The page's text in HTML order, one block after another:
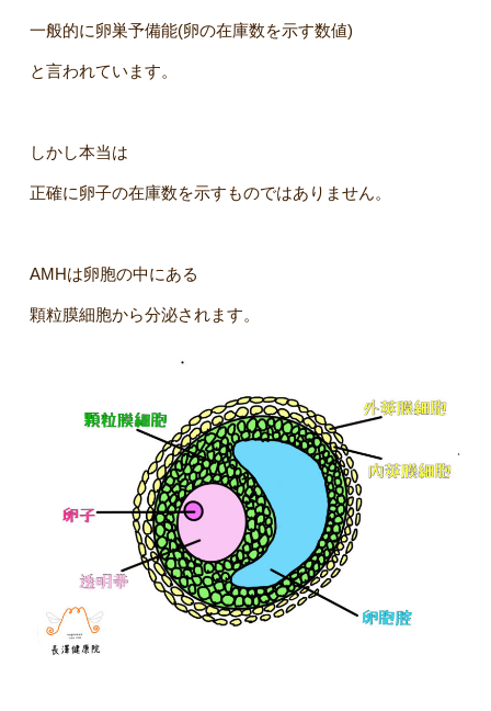
一般的に卵巣予備能(卵の在庫数を示す数値)
と言われています。
しかし本当は
正確に卵子の在庫数を示すものではありません。
AMHは卵胞の中にある
顆粒膜細胞から分泌されます。